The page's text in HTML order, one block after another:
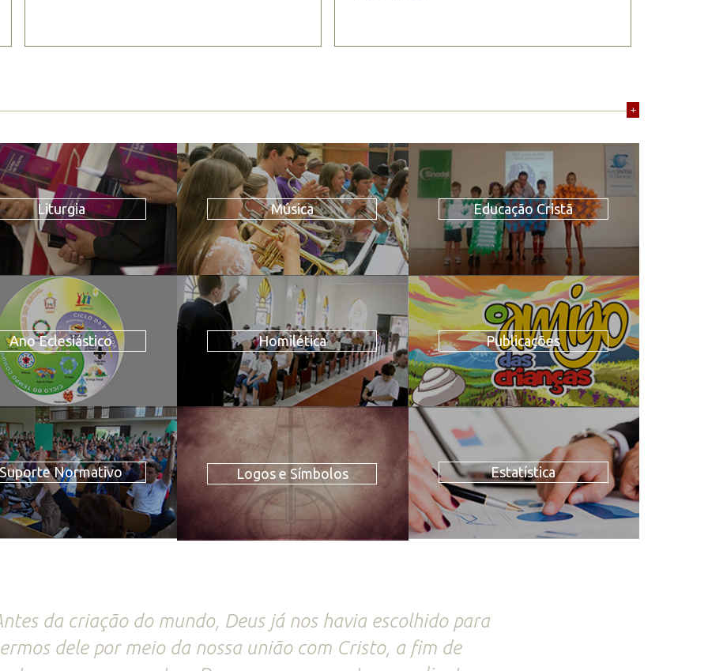
+
Liturgia Música Educação Cristã
Ano Eclesiástico Homilética Publicações
Suporte Normativo Logos e Símbolos Estatística
da criação do mundo, Deus já nos havia escolhido para
dele por meio da nossa união com Cristo, a fim de